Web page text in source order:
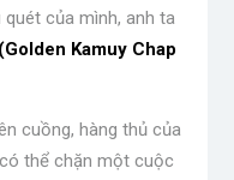
của mình, anh ta
(Golden Kamuy Chap
cuồng, hàng thủ của
thể chặn một cuộc